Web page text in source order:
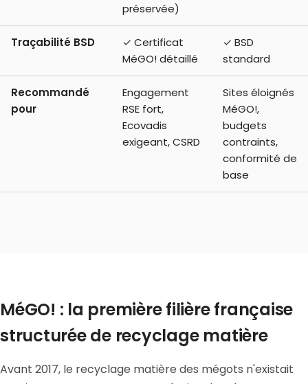
préservée)
Traçabilité BSD
✓ Certificat
MéGO! détaillé
✓ BSD
standard
Recommandé
pour
Engagement
RSE fort,
Ecovadis
exigeant, CSRD
Sites éloignés
MéGO!,
budgets
contraints,
conformité de
base
MéGO! : la première filière française
structurée de recyclage matière
Avant 2017, le recyclage matière des mégots n'existait